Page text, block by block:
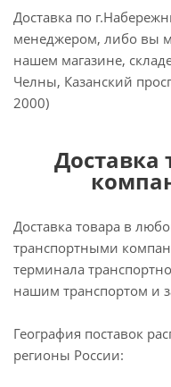
Доставка по
менеджером, либо вы
нашем магазине,
Челны, Казанский
2000)
Доставка
Доставка товара в
транспортными
терминала
нашим транспортом и
География поставок
регионы России: